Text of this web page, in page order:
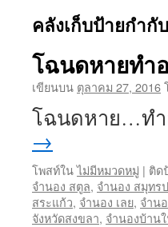
คลังเก็บป้ายกำกั
โฉนดหายทำ
เขียนบน ตุลาคม 27, 2016
โฉนดหาย…ท
→
โพสท์ในไม่มีหมวดหมู่ | ติด
จำนอง สตูล, จำนอง สมุทร
สระแก้ว, จำนอง เลย, จำน
จังหวัดสงขลา, จำนองบ้าน